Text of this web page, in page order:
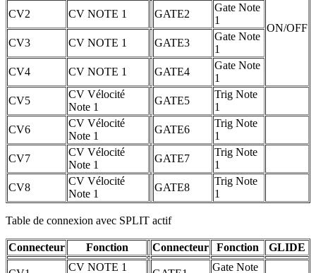
ON/OFF
CV2 CV NOTE 1 GATE2
Gate Note
1
CV3
CV NOTE 1 GATE3
Gate Note
1
CV4
CV NOTE 1 GATE4
Gate Note
1
CV5
CV Vélocité
Note 1
GATE5
Trig Note
1
CV6
CV Vélocité
Note 1
GATE6
Trig Note
1
CV7
CV Vélocité
Note 1
GATE7
Trig Note
1
CV8
CV Vélocité
Note 1
GATE8
Trig Note
1
Table de connexion avec SPLIT actif
Connecteur Fonction Connecteur Fonction GLIDE
CV NOTE 1
Gate Note